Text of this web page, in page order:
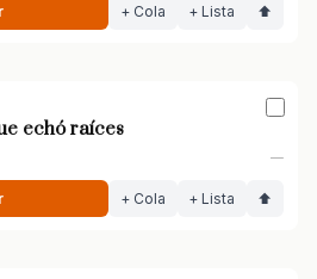
+ Cola + Lista ⬆
echó raíces
—
+ Cola + Lista ⬆